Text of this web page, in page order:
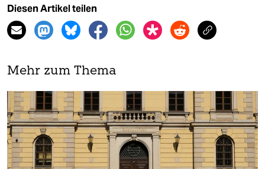
Diesen Artikel teilen
Mehr zum Thema